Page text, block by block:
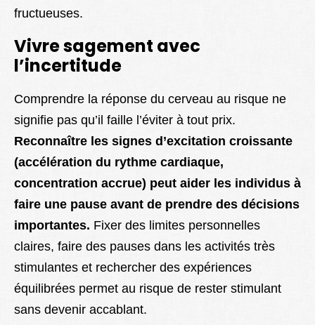
fructueuses.
Vivre sagement avec
l’incertitude
Comprendre la réponse du cerveau au risque ne
signifie pas qu’il faille l’éviter à tout prix.
Reconnaître les signes d’excitation croissante
(accélération du rythme cardiaque,
concentration accrue) peut aider les individus à
faire une pause avant de prendre des décisions
importantes. Fixer des limites personnelles
claires, faire des pauses dans les activités très
stimulantes et rechercher des expériences
équilibrées permet au risque de rester stimulant
sans devenir accablant.